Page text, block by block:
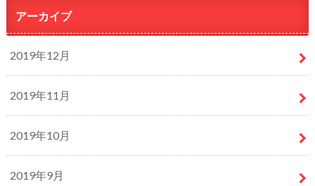
アーカイブ
2019年12月
2019年11月
2019年10月
2019年9月